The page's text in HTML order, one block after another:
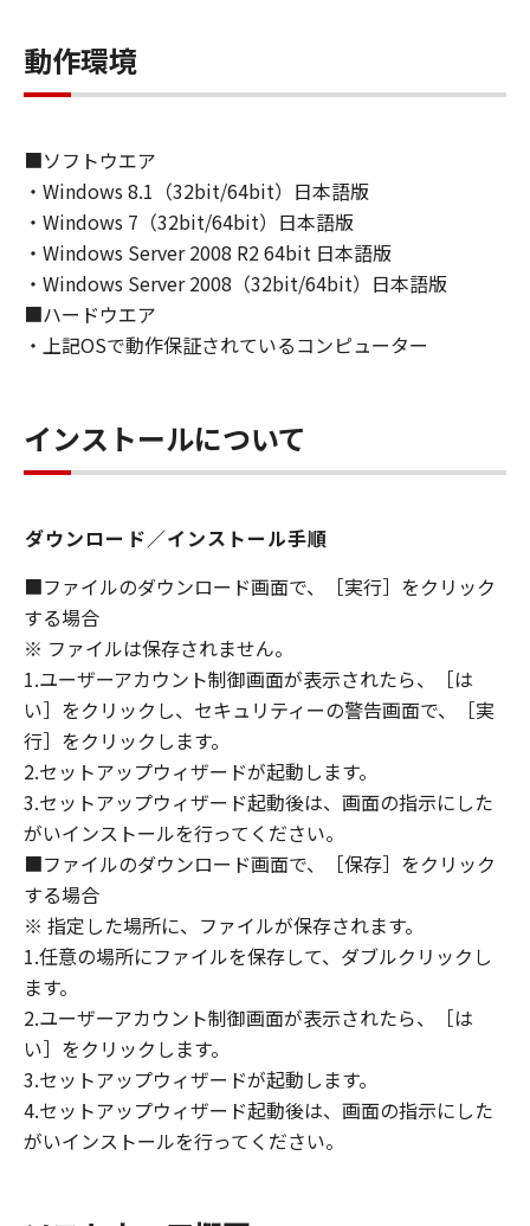
ノンまたはキヤノンのライセンサーのいかなる
知的財産権も、明示たると黙示たるとを問わ
諾されるものではありません。
２．制限
(1) お客様は、再使用許諾、譲渡、販売、頒
布、リースもしくは貸与その他の方法により、
第三者に「本ソフトウェア」を使用させること
はできません。
(2) お客様は、「本ソフトウェア」の全部また
ことはできません。また第三者にこのような行
為をさせてはなりません。
お客様は、「本ソフトウェア」に含まれるキヤ
ノンまたはキヤノンのライセンサーの著作権表
示を変更し、除去しもしくは削除してはなりま
せん。
４．所有権
「本ソフトウェア」に係る権原および所有権
は、その内容によりキヤノンまたはキヤノンの
ライセンサーに帰属します。
５．輸出
お客様は、日本国政府または関連する外国政府
より必要な許可等を得ることなしに、「本ソフ
トウェア」の全部または一部を、直接または間
接に輸出してはなりません。
６．サポートおよびアップデート
キヤノン、キヤノンの子会社、関係会社、それ
らの販売代理店および販売店、並びにキヤノン
のライセンサーは、お客様による「本ソフトウ
ェア」の使用を支援すること、および「本ソフ
トウェア」に対してアップデート、バグの修正
動作環境
■ソフトウエア
・Windows 8.1（32bit/64bit）日本語版
・Windows 7（32bit/64bit）日本語版
・Windows Server 2008 R2 64bit 日本語版
・Windows Server 2008（32bit/64bit）日本語版
■ハードウエア
・上記OSで動作保証されているコンピューター
インストールについて
ダウンロード／インストール手順
■ファイルのダウンロード画面で、［実行］をクリック
する場合
※ ファイルは保存されません。
1.ユーザーアカウント制御画面が表示されたら、［は
い］をクリックし、セキュリティーの警告画面で、［実
行］をクリックします。
2.セットアップウィザードが起動します。
3.セットアップウィザード起動後は、画面の指示にした
がいインストールを行ってください。
■ファイルのダウンロード画面で、［保存］をクリック
する場合
※ 指定した場所に、ファイルが保存されます。
1.任意の場所にファイルを保存して、ダブルクリックし
ます。
2.ユーザーアカウント制御画面が表示されたら、［は
い］をクリックします。
3.セットアップウィザードが起動します。
4.セットアップウィザード起動後は、画面の指示にした
がいインストールを行ってください。